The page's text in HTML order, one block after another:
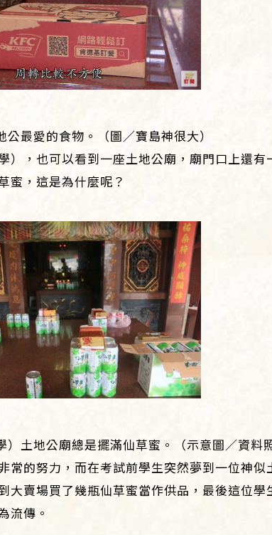
最愛的食物。（圖／寶島神很大）
，也可以看到一座土地公廟，廟門口上還有
蜜，這是為什麼呢？
土地公廟總是擺滿仙草蜜。（示意圖／資料照
的努力，而在考試前學生突然夢到一位神
賣場買了幾瓶仙草蜜當作供品，最後這位學
流傳。